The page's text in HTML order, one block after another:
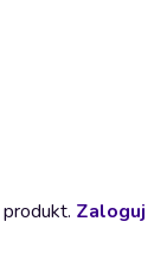
Zaloguj